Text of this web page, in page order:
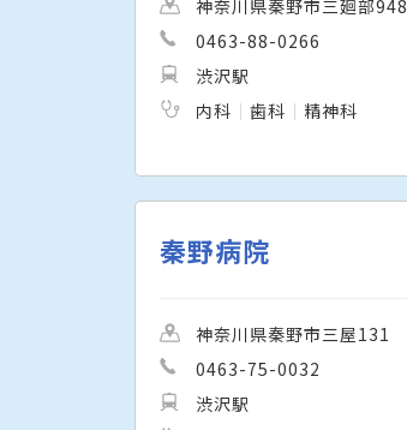
神奈川県秦野市三廻部948
0463-88-0266
渋沢駅
内科
歯科 精神科
秦野病院
神奈川県秦野市三屋131
0463-75-0032
渋沢駅